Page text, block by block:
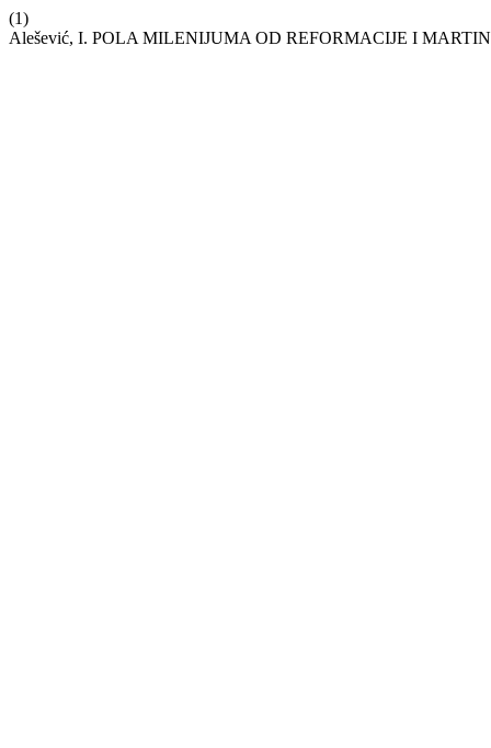
(1)
Alešević, I. POLA MILENIJUMA OD REFORMACIJE I